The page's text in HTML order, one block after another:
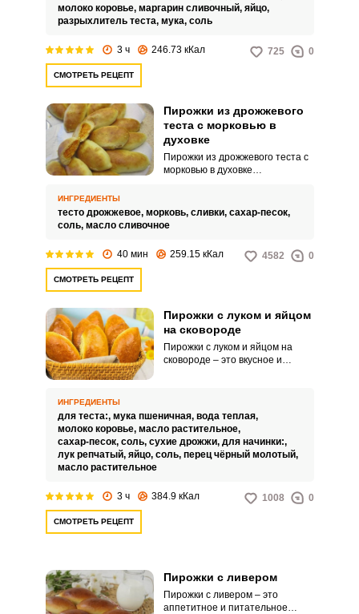
молоко коровье, маргарин сливочный, яйцо,
разрыхлитель теста, мука, соль
3 ч 246.73 кКал 725 0
СМОТРЕТЬ РЕЦЕПТ
Пирожки из дрожжевого
теста с морковью в
духовке
Пирожки из дрожжевого теста с
морковью в духовке
Бюджетный рецепт в силах
приготовить даже неопытный
ИНГРЕДИЕНТЫ
тесто дрожжевое, морковь, сливки, сахар-песок,
соль, масло сливочное
40 мин 259.15 кКал 4582 0
СМОТРЕТЬ РЕЦЕПТ
Пирожки с луком и яйцом
на сковороде
Пирожки с луком и яйцом на
сковороде – это вкусное и
яиц, приготовленных на
сковороде. Это традиционное и
популярное блюдо, которое
сочетает в себе разнообразные
текстуры и ароматы.
ИНГРЕДИЕНТЫ
для теста:, мука пшеничная, вода теплая,
молоко коровье, масло растительное,
сахар-песок, соль, сухие дрожжи, для начинки:,
лук репчатый, яйцо, соль, перец чёрный молотый,
масло растительное
3 ч 384.9 кКал 1008 0
СМОТРЕТЬ РЕЦЕПТ
Пирожки с ливером
Пирожки с ливером – это
аппетитное и питательное